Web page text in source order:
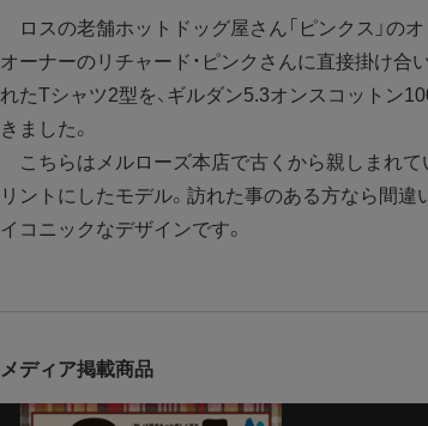
ロスの老舗ホットドッグ屋さん「ピンクス」の
オーナーのリチャード・ピンクさんに直接掛け合
れたTシャツ2型を、ギルダン5.3オンスコットン
きました。
こちらはメルローズ本店で古くから親しまれて
リントにしたモデル。訪れた事のある方なら間違い
イコニックなデザインです。
メディア掲載商品